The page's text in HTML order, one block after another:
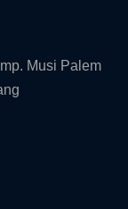
Musi Palem